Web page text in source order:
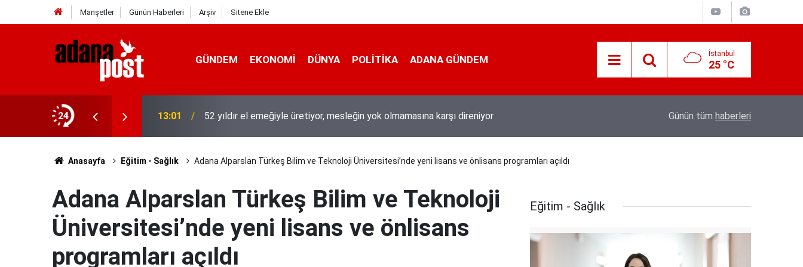
Manşetler Günün Haberleri Arşiv Sitene Ekle
GÜNDEM EKONOMI DÜNYA POLİTİKA ADANA GÜNDEM İstanbul
25 °C
24
yakalandı, 3 milyon 924 bin TL
13:01 52 yıldır el emeğiyle üretiyor, mesleğin yok olmamasına karşı direniyor Hava 40, asfalt 200 derece: Adana’da
Günün tüm haberleri
Anasayfa Eğitim - Sağlık Adana Alparslan Türkeş Bilim ve Teknoloji Üniversitesi’nde yeni lisans ve önlisans programları açıldı
Adana Alparslan Türkeş Bilim ve Teknoloji
Üniversitesi’nde yeni lisans ve önlisans
programları açıldı
Eğitim - Sağlık